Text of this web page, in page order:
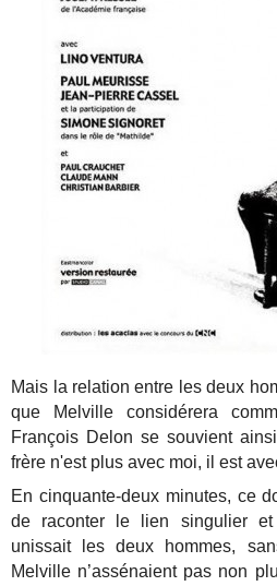
Mais la relation entre les deux
que Melville considérera
François Delon se souvient
frère n'est plus avec moi, il est
En cinquante-deux minutes, ce
de raconter le lien singulier et
unissait les deux hommes,
Melville n’assénaient pas non